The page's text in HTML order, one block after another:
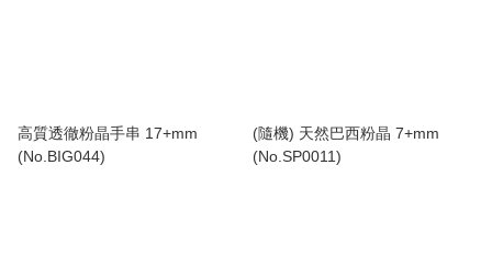
高質透徹粉晶手串 17+mm
(No.BIG044)
(隨機) 天然巴西粉晶 7+mm
(No.SP0011)